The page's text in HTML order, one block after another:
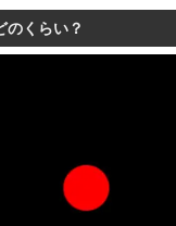
のくらい？